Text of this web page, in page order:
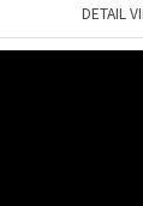
DETAIL